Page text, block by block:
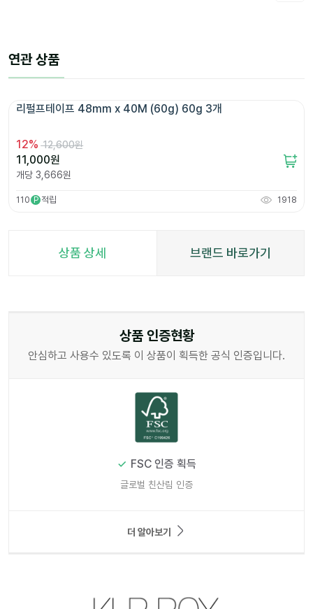
연관 상품
12% 12,600원
11,000원
개당 3,666원
110 P 적립 1918
상품 상세 브랜드 바로가기
상품 인증현황
안심하고 사용수 있도록 이 상품이 획득한 공식 인증입니다.
FSC 인증 획득
글로벌 친산림 인증
더 알아보기